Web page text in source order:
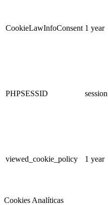
CookieLawInfoConsent 1 year
PHPSESSID session
viewed_cookie_policy 1 year
Cookies Analíticas